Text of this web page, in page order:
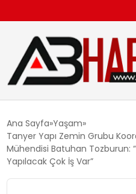
EKONOMI
SIYASET
Ana Sayfa Yaşam
Tanyer Yapı Zemin Grubu
Mühendisi Batuhan Tozburun:
Yapılacak Çok İş Var”